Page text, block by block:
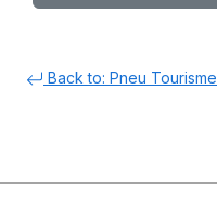
Back to: Pneu Tourisme